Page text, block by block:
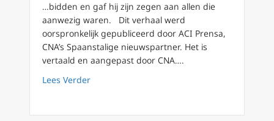
…bidden en gaf hij zijn zegen aan allen die
aanwezig waren. Dit verhaal werd
oorspronkelijk gepubliceerd door ACI Prensa,
CNA’s Spaanstalige nieuwspartner. Het is
vertaald en aangepast door CNA….
Lees Verderabout Paus Leo XIV spreekt over oorlog